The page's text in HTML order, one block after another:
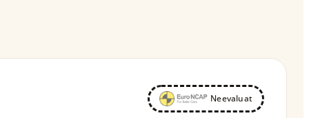
Neevaluat